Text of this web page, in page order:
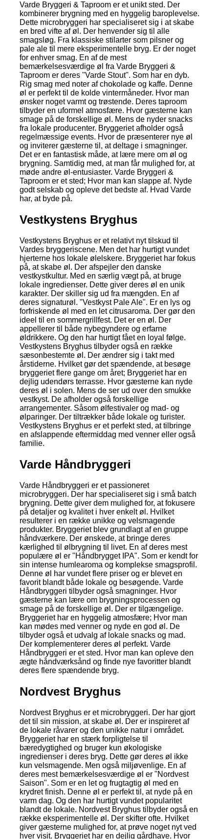
Varde Bryggeri & Taproom er et unikt sted. Der
kombinerer brygning med en hyggelig baroplevelse.
Dette microbryggeri har specialiseret sig i at skabe
en bred vifte af øl. Der henvender sig til alle
smagsløg. Fra klassiske stilarter som pilsner og
pale ale til mere eksperimentelle bryg. Er der noget
for enhver smag. En af de mest
bemærkelsesværdige øl fra Varde Bryggeri &
Taproom er deres "Varde Stout". Som har en dyb.
Rig smag med noter af chokolade og kaffe. Denne
øl er perfekt til de kolde vintermåneder. Hvor man
ønsker noget varmt og trøstende. Deres taproom
tilbyder en uformel atmosfære. Hvor gæsterne kan
smage på de forskellige øl. Mens de nyder snacks
fra lokale producenter. Bryggeriet afholder også
regelmæssige events. Hvor de præsenterer nye øl
og inviterer gæsterne til, at deltage i smagninger.
Det er en fantastisk måde, at lære mere om øl og
brygning. Samtidig med, at man får mulighed for, at
møde andre øl-entusiaster. Varde Bryggeri &
Taproom er et sted; Hvor man kan slappe af. Nyde
godt selskab og opleve det bedste af. Hvad Varde
har, at byde på.
Vestkystens Bryghus
Vestkystens Bryghus er et relativt nyt tilskud til
Vardes bryggeriscene. Men det har hurtigt vundet
hjerterne hos lokale ølelskere. Bryggeriet har fokus
på, at skabe øl. Der afspejler den danske
vestkystkultur. Med en særlig vægt på, at bruge
lokale ingredienser. Dette giver deres øl en unik
karakter. Der skiller sig ud fra mængden. En af
deres signaturøl. "Vestkyst Pale Ale". Er en lys og
forfriskende øl med en let citrusaroma. Der gør den
ideel til en sommergrillfest. Det er en øl. Der
appellerer til både nybegyndere og erfarne
øldrikkere. Og den har hurtigt fået en loyal følge.
Vestkystens Bryghus tilbyder også en række
sæsonbestemte øl. Der ændrer sig i takt med
årstiderne. Hvilket gør det spændende, at besøge
bryggeriet flere gange om året; Bryggeriet har en
dejlig udendørs terrasse. Hvor gæsterne kan nyde
deres øl i solen. Mens de ser ud over den smukke
vestkyst. De afholder også forskellige
arrangementer. Såsom ølfestivaler og mad- og
ølparinger. Der tiltrækker både lokale og turister.
Vestkystens Bryghus er et perfekt sted, at tilbringe
en afslappende eftermiddag med venner eller også
familie.
Varde Håndbryggeri
Varde Håndbryggeri er et passioneret
microbryggeri. Der har specialiseret sig i små batch
brygning. Dette giver dem mulighed for, at fokusere
på detaljer og kvalitet i hver enkelt øl. Hvilket
resulterer i en række unikke og velsmagende
produkter. Bryggeriet blev grundlagt af en gruppe
håndværkere. Der ønskede, at bringe deres
kærlighed til ølbrygning til livet. En af deres mest
populære øl er "Håndbrygget IPA". Som er kendt for
sin intense humlearoma og komplekse smagsprofil.
Denne øl har vundet flere priser og er blevet en
favorit blandt både lokale og besøgende. Varde
Håndbryggeri tilbyder også smagninger. Hvor
gæsterne kan lære om brygningsprocessen og
smage på de forskellige øl. Der er tilgængelige.
Bryggeriet har en hyggelig atmosfære; Hvor man
kan mødes med venner og nyde en god øl. De
tilbyder også et udvalg af lokale snacks og mad.
Der komplementerer deres øl perfekt. Varde
Håndbryggeri er et sted. Hvor man kan opleve den
ægte håndværksånd og finde nye favoritter blandt
deres flere spændende bryg.
Nordvest Bryghus
Nordvest Bryghus er et microbryggeri. Der har gjort
det til sin mission, at skabe øl. Der er inspireret af
de lokale råvarer og den unikke natur i området.
Bryggeriet har en stærk forpligtelse til
bæredygtighed og bruger kun økologiske
ingredienser i deres bryg. Dette gør deres øl ikke
kun velsmagende. Men også miljøvenlige. En af
deres mest bemærkelsesværdige øl er "Nordvest
Saison". Som er en let og frugtagtig øl med en
krydret finish. Denne øl er perfekt til, at nyde på en
varm dag. Og den har hurtigt vundet popularitet
blandt de lokale. Nordvest Bryghus tilbyder også en
række eksperimentelle øl. Der skifter ofte. Hvilket
giver gæsterne mulighed for, at prøve noget nyt ved
hver visit. Bryggeriet har en dejlig gårdhave. Hvor